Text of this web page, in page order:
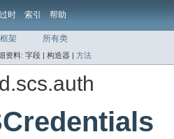
时 索引 帮助
架 所有类
资料: 字段 | 构造器 | 方法